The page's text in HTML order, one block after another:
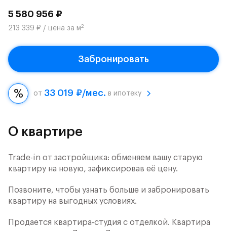
5 580 956 ₽
213 339 ₽ / цена за м2
Забронировать
от 33 019 ₽/мес. в ипотеку
О квартире
Trade-in от застройщика: обменяем вашу старую
квартиру на новую, зафиксировав её цену.
Позвоните, чтобы узнать больше и забронировать
квартиру на выгодных условиях.
Продается квартира-студия с отделкой. Квартира